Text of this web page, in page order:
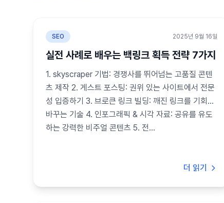
SEO 2025년 9월 16일
실전 사례로 배우는 백링크 획득 전략 7가지
1. skyscraper 기법: 경쟁사를 뛰어넘는 고품질 콘텐
츠 제작 2. 게스트 포스팅: 권위 있는 사이트에서 전문
성 입증하기 3. 브로큰 링크 빌딩: 깨진 링크를 기회로
바꾸는 기술 4. 인포그래픽 & 시각 자료: 공유를 유도
하는 강력한 비주얼 콘텐츠 5. 전...
더 읽기